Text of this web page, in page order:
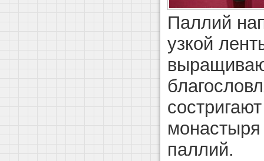
Паллий
узкой
паллий.